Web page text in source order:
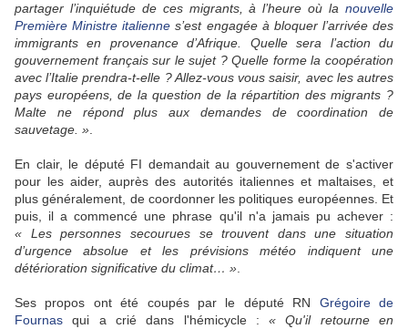
partager l’inquiétude de ces migrants, à l’heure où la nouvelle
Première Ministre italienne s’est engagée à bloquer l’arrivée des
immigrants en provenance d’Afrique. Quelle sera l’action du
gouvernement français sur le sujet ? Quelle forme la coopération
avec l’Italie prendra-t-elle ? Allez-vous vous saisir, avec les autres
pays européens, de la question de la répartition des migrants ?
Malte ne répond plus aux demandes de coordination de
sauvetage. »
En clair, le député FI demandait au gouvernement de s'activer
pour les aider, auprès des autorités italiennes et maltaises, et
plus généralement, de coordonner les politiques européennes. Et
puis, il a commencé une phrase qu'il n'a jamais pu achever :
« Les personnes secourues se trouvent dans une situation
d’urgence absolue et les prévisions météo indiquent une
détérioration significative du climat… »
Ses propos ont été coupés par le député RN Grégoire de
Fournas qui a crié dans l'hémicycle :« Qu'il retourne en